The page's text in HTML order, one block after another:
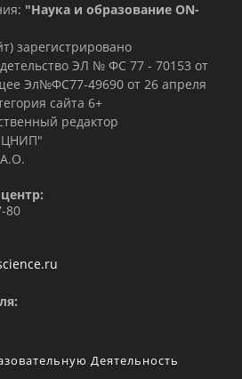
"Наука и образование ON-
зарегистрировано
ЭЛ № ФС 77 - 70153 от
Эл№ФC77-49690 от 26 апреля
сайта 6+
редактор
80
Деятельность